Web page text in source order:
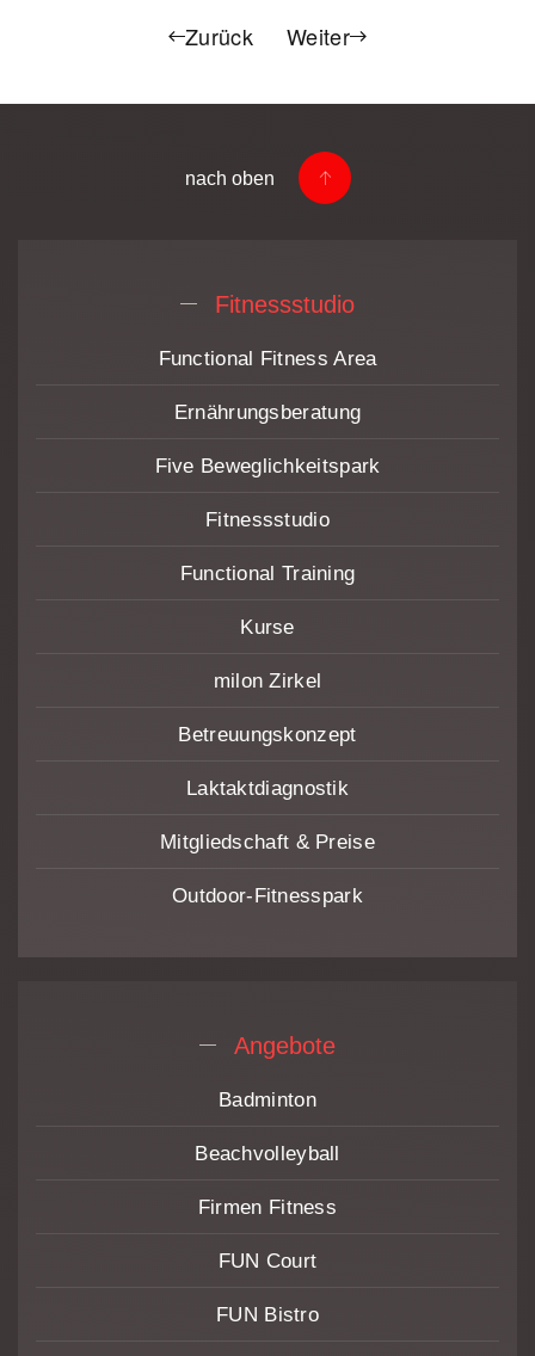
Zurück Weiter
nach oben
Fitnessstudio
Functional Fitness Area
Ernährungs­beratung
Five Beweglichkeitspark
Fitnessstudio
Functional Training
Kurse
milon Zirkel
Betreuungskonzept
Laktaktdiagnostik
Mitgliedschaft & Preise
Outdoor-Fitnesspark
Angebote
Badminton
Beach­volleyball
Firmen Fitness
FUN Court
FUN Bistro